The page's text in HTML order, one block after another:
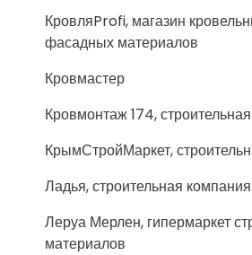
КровляProfi, магазин
фасадных материалов
Кровмастер
Кровмонтаж 174,
КрымСтройМаркет,
Ладья, строительная компания
Леруа Мерлен, гипермаркет
материалов